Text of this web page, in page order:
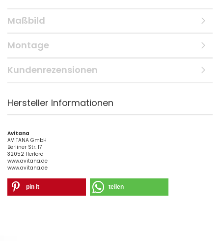
Maßbild
Montage
Kundenrezensionen
Hersteller Informationen
Avitana
AVITANA GmbH
Berliner Str. 17
32052 Herford
www.avitana.de
www.avitana.de
pin it teilen